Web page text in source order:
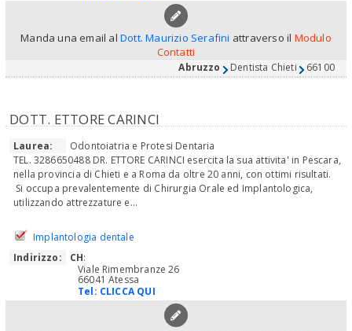
Manda una email al Dott. Maurizio Serafini attraverso il Modulo
Contatti
Abruzzo Dentista Chieti 66100
DOTT. ETTORE CARINCI
Laurea:
Odontoiatria e Protesi Dentaria
TEL. 3286650488 DR. ETTORE CARINCI esercita la sua attivita' in Pescara,
nella provincia di Chieti e a Roma da oltre 20 anni, con ottimi risultati.
Si occupa prevalentemente di Chirurgia Orale ed Implantologica,
utilizzando attrezzature e...
Implantologia dentale
Indirizzo:
CH:
Viale Rimembranze 26
66041 Atessa
Tel: CLICCA QUI